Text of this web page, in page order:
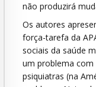
não produzirá
Os autores
força-tarefa da
sociais da saúde
um problema
psiquiatras (na